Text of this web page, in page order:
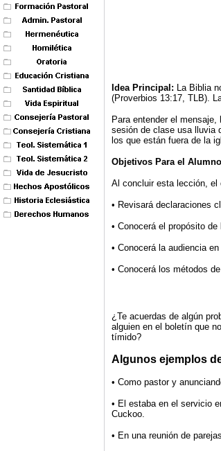
Idea Principal: La Biblia
(Proverbios 13:17, TLB).
Para entender el
sesión de clase usa lluvia
los que están fuera de la
Objetivos Para el Alumno
Al concluir esta lección, el
• Revisará declaraciones
• Conocerá el propósito
• Conocerá la audiencia
• Conocerá los métodos
¿Te acuerdas de algún
alguien en el boletín que
tímido?
Algunos ejemplos
• Como pastor y
• El estaba en el servicio
Cuckoo.
• En una reunión de